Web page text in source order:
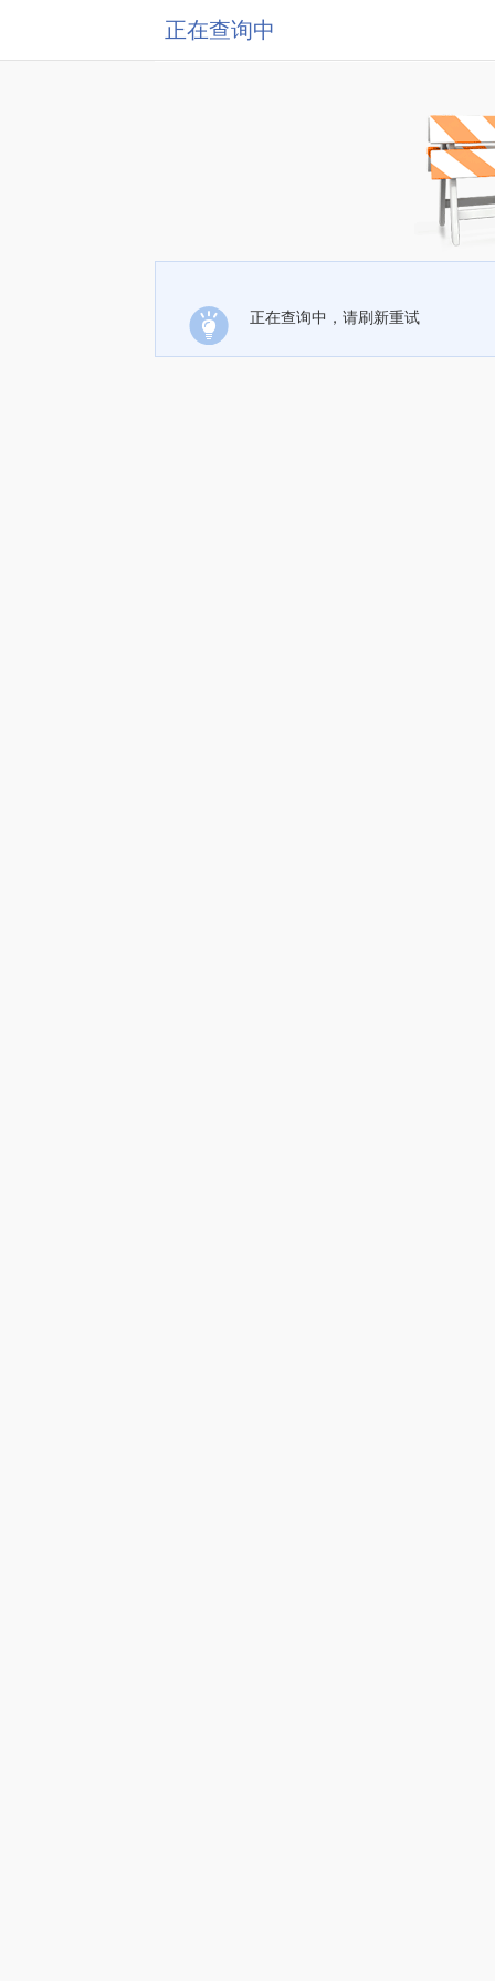
正在查询中
正在查询中，请刷新重试